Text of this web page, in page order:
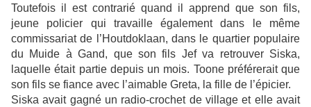
Toutefois il est contrarié quand il apprend que son fils,
jeune policier qui travaille également dans le même
commissariat de l’Houtdoklaan, dans le quartier populaire
du Muide à Gand, que son fils Jef va retrouver Siska,
laquelle était partie depuis un mois. Toone préférerait que
son fils se fiance avec l’aimable Greta, la fille de l’épicier.
Siska avait gagné un radio-crochet de village et elle avait